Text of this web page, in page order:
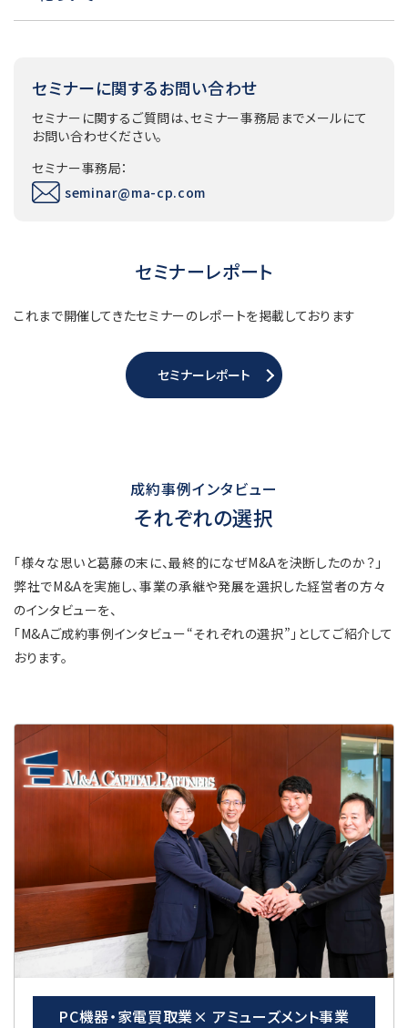
セミナーに関するお問い合わせ
セミナーに関するご質問は、セミナー事務局までメールにて
お問い合わせください。
セミナー事務局：
seminar@ma-cp.com
セミナーレポート
これまで開催してきたセミナーのレポートを掲載しております
セミナーレポート
成約事例インタビュー
それぞれの選択
「様々な思いと葛藤の末に、最終的になぜM&Aを決断したのか？」
弊社でM&Aを実施し、事業の承継や発展を選択した経営者の方々
のインタビューを、
「M&Aご成約事例インタビュー“それぞれの選択”」としてご紹介して
おります。
PC機器・家電買取業× アミューズメント事業